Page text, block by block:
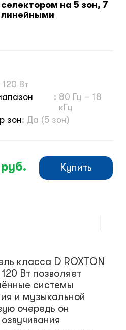
на 5 зон, 7
120 Вт
: 80 Гц – 18
кГц
зон: Да (5 зон)
руб. Купить
класса D ROXTON
Вт позволяет
системы
и музыкальной
очередь он